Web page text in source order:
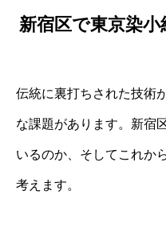
新宿区で東京染
伝統に裏打ちされた技術
な課題があります。新宿
いるのか、そしてこれか
考えます。